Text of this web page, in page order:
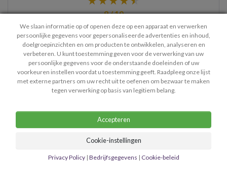
9 / 10
Hi Quinty, weer een top legging. Je blijft me keer op keer
verbazen. Echt heel raar mijn kaarten veranderen niet.
Mijn t… - Lisanne
> Bekijk meer ervaringen
Privacy Policy
Algemene Voorwaarden
We slaan informatie op of openen deze op een apparaat en verwerken
persoonlijke gegevens voor gepersonaliseerde advertenties en inhoud,
doelgroepinzichten en om producten te ontwikkelen, analyseren en
verbeteren. U kunt toestemming geven voor de verwerking van uw
persoonlijke gegevens voor de onderstaande doeleinden of uw
voorkeuren instellen voordat u toestemming geeft. Raadpleeg onze lijst
met externe partners om uw recht uit te oefenen om bezwaar te maken
tegen verwerking op basis van legitiem belang.
Accepteren
Cookie-instellingen
Privacy Policy | Bedrijfsgegevens | Cookie-beleid